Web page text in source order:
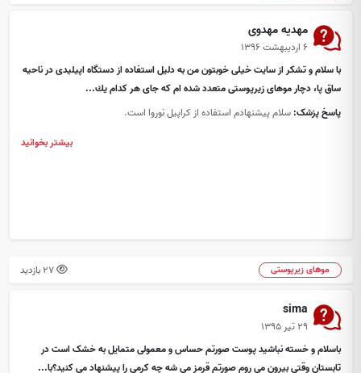
مهدیه مهدوی
۶ اردیبهشت ۱۳۹۶
با سلام و تشكر از سایت خیلی خوبتون من به دلیل استفاده از دستگاه اپیلیدی در ناحیه
ساق پا، دچار موهای زیرپوستی متعدد شده ام كه جای هر كدام یك...
پاسخ پزشک: سلام پیشنهادم استفاده از کراپیل نوروا است.
بیشتر بخوانید
موهای زیرپوستی 27 بازدید
sima
۲۹ تیر ۱۳۹۵
باسلام و خسته نباشید پوست صورتم حساس و معمولی متمایل به خشک است در
تابستان وقتی بیرون می روم صورتم قرمز می شه چه کرمی را پیشنهاد می کنید؟با...